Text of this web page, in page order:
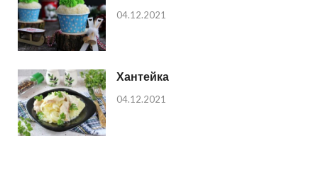
04.12.2021
Хантейка
04.12.2021